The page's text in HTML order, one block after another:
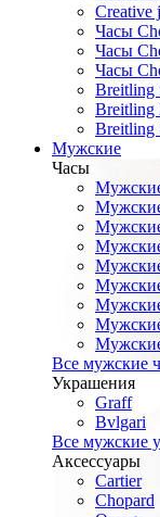
Creative
Часы
Часы
Часы
Breitling
Breitling
Breitling
Мужские
Часы
Все мужские
Украшения
Graff
Bvlgari
Все мужские
Аксессуары
Cartier
Chopard